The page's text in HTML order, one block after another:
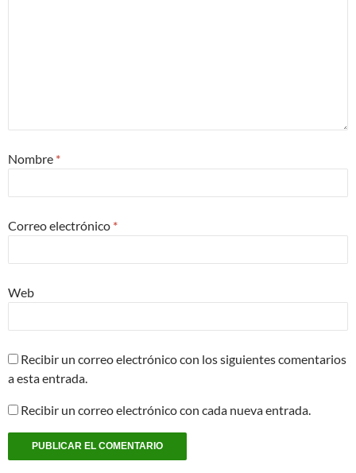
Nombre *
Correo electrónico *
Web
Recibir un correo electrónico con los siguientes comentarios
a esta entrada.
Recibir un correo electrónico con cada nueva entrada.